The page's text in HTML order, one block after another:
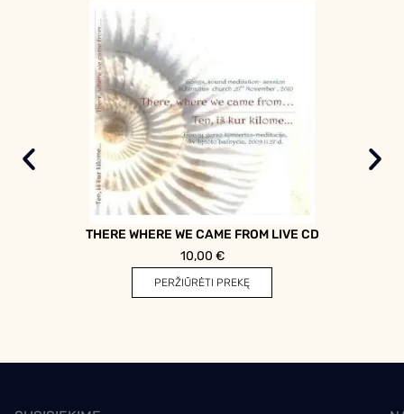
THERE WHERE WE CAME FROM LIVE CD
10,00 €
PERŽIŪRĖTI PREKĘ